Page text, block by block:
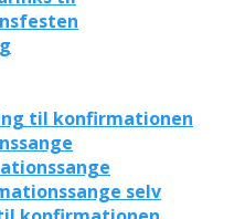
til konfirmationen
selv